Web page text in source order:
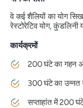
वे कई शैलियों का योग
रेस्टोरेटिव योग, कुंडलिनी
कार्यक्रमों
200 घंटे का गहन
300 घंटे का उन्नत
सप्ताहांत में 200